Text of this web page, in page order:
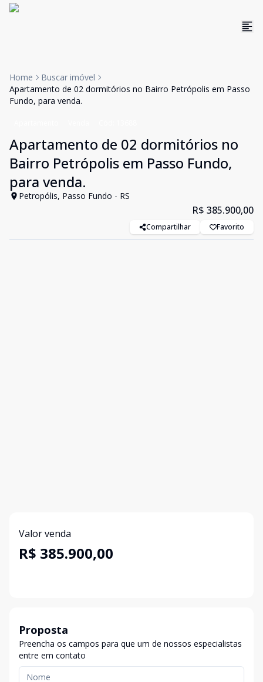
Home
Buscar imóvel
Apartamento de 02 dormitórios no Bairro Petrópolis em Passo
Fundo, para venda.
Apartamento de 02 dormitórios no
Bairro Petrópolis em Passo Fundo,
para venda.
Petropólis, Passo Fundo - RS
R$ 385.900,00
Compartilhar Favorito
Valor venda
R$ 385.900,00
Proposta
Preencha os campos para que um de nossos especialistas
entre em contato